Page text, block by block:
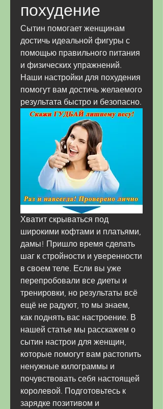
похудение
Сытин помогает женщинам
достичь идеальной фигуры с
помощью правильного питания
и физических упражнений.
Наши настройки для похудения
помогут вам достичь желаемого
результата быстро и безопасно.
Хватит скрываться под
широкими кофтами и платьями,
дамы! Пришло время сделать
шаг к стройности и уверенности
в своем теле. Если вы уже
перепробовали все диеты и
тренировки, но результаты всё
ещё не радуют, то мы знаем,
как поднять вас настроение. В
нашей статье мы расскажем о
сытин настрои для женщин,
которые помогут вам растопить
ненужные килограммы и
почувствовать себя настоящей
королевой. Подготовьтесь к
зарядке позитивом и